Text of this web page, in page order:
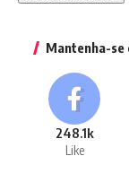
Mantenha-
248.1k
Like